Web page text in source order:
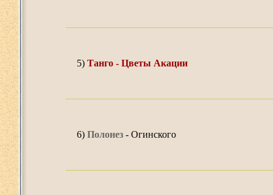
5) Танго - Цветы Акации
6) Полонез - Огинского